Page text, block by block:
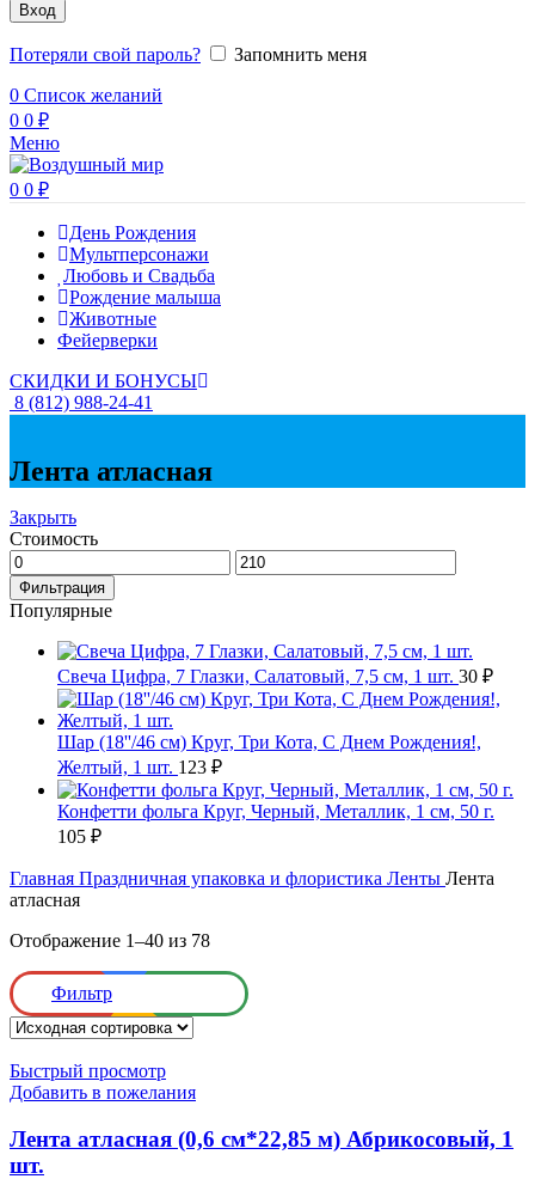
Вход
Потеряли свой пароль?
Запомнить меня
0 Список желаний
0 0 ₽
Меню
0 0 ₽
День Рождения
Мультперсонажи
Любовь и Свадьба
Рождение малыша
Животные
Фейерверки
СКИДКИ И БОНУСЫ
8 (812) 988-24-41
Лента атласная
Закрыть
Стоимость
Минимальная
цена
Максимальная
цена
Фильтрация
Популярные
Свеча Цифра, 7 Глазки, Салатовый, 7,5 см, 1 шт. 30 ₽
Шар (18''/46 см) Круг, Три Кота, С Днем Рождения!,
Желтый, 1 шт. 123 ₽
Конфетти фольга Круг, Черный, Металлик, 1 см, 50 г.
105 ₽
Главная Праздничная упаковка и флористика Ленты Лента
атласная
Отображение 1–40 из 78
Фильтр
Быстрый просмотр
Добавить в пожелания
Лента атласная (0,6 см*22,85 м) Абрикосовый, 1
шт.